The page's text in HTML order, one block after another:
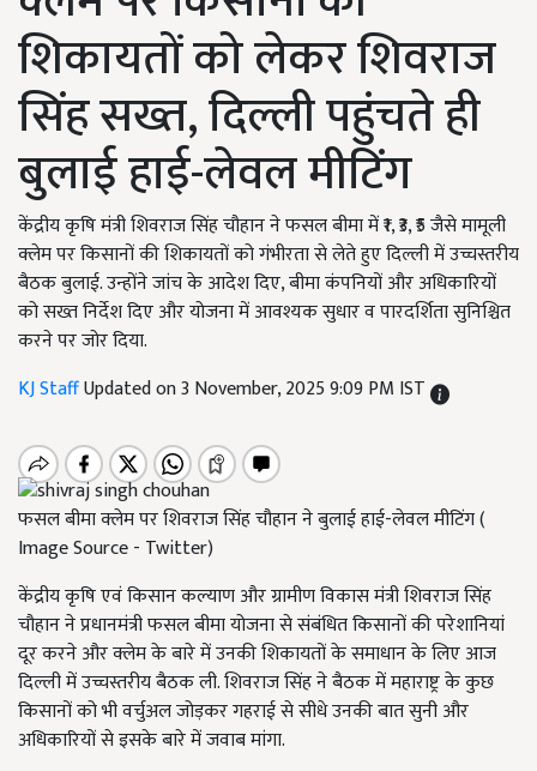
शिकायतों को लेकर शिवराज
सिंह सख्त, दिल्ली पहुंचते ही
बुलाई हाई-लेवल मीटिंग
केंद्रीय कृषि मंत्री शिवराज सिंह चौहान ने फसल बीमा में ₹1, ₹3, ₹5 जैसे मामूली
क्लेम पर किसानों की शिकायतों को गंभीरता से लेते हुए दिल्ली में उच्चस्तरीय
बैठक बुलाई. उन्होंने जांच के आदेश दिए, बीमा कंपनियों और अधिकारियों
को सख्त निर्देश दिए और योजना में आवश्यक सुधार व पारदर्शिता सुनिश्चित
करने पर जोर दिया.
KJ StaffUpdated on 3 November, 2025 9:09 PM IST
फसल बीमा क्लेम पर शिवराज सिंह चौहान ने बुलाई हाई-लेवल मीटिंग (
Image Source - Twitter)
केंद्रीय कृषि एवं किसान कल्याण और ग्रामीण विकास मंत्री शिवराज सिंह
चौहान ने प्रधानमंत्री फसल बीमा योजना से संबंधित किसानों की परेशानियां
दूर करने और क्लेम के बारे में उनकी शिकायतों के समाधान के लिए आज
दिल्ली में उच्चस्तरीय बैठक ली. शिवराज सिंह ने बैठक में महाराष्ट्र के कुछ
किसानों को भी वर्चुअल जोड़कर गहराई से सीधे उनकी बात सुनी और
अधिकारियों से इसके बारे में जवाब मांगा.